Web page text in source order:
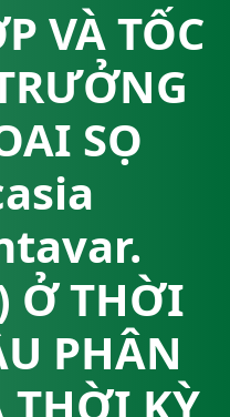
VÀ TỐC
SỌ
Ở THỜI
PHÂN
THỜI KỲ